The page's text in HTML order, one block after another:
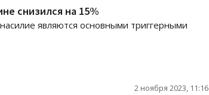
снизился на 15%
являются основными триггерными
2 ноября 2023, 11:16